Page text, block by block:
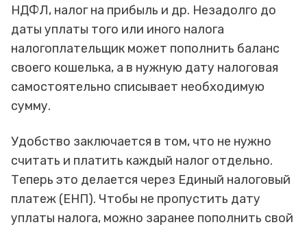
НДФЛ, налог на прибыль и др. Незадолго до
даты уплаты того или иного налога
налогоплательщик может пополнить баланс
своего кошелька, а в нужную дату налоговая
самостоятельно списывает необходимую
сумму.
Удобство заключается в том, что не нужно
считать и платить каждый налог отдельно.
Теперь это делается через Единый налоговый
платеж (ЕНП). Чтобы не пропустить дату
уплаты налога, можно заранее пополнить свой